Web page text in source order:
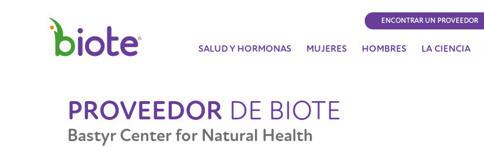
ENCONTRAR UN PROVEEDOR
SALUD Y HORMONAS MUJERES HOMBRES LA CIENCIA
PROVEEDOR DE BIOTE
Bastyr Center for Natural Health